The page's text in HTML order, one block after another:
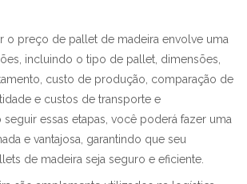
o preço de pallet de madeira envolve uma
incluindo o tipo de pallet, dimensões,
custo de produção, comparação de
e custos de transporte e
seguir essas etapas, você poderá fazer uma
e vantajosa, garantindo que seu
de madeira seja seguro e eficiente.